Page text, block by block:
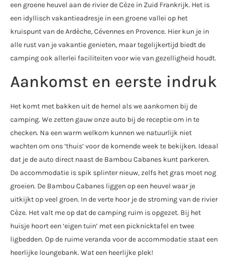
een groene heuvel aan de rivier de Cèze in Zuid Frankrijk. Het is
een idyllisch vakantieadresje in een groene vallei op het
kruispunt van de Ardèche, Cévennes en Provence. Hier kun je in
alle rust van je vakantie genieten, maar tegelijkertijd biedt de
camping ook allerlei faciliteiten voor wie van gezelligheid houdt.
Aankomst en eerste indruk
Het komt met bakken uit de hemel als we aankomen bij de
camping. We zetten gauw onze auto bij de receptie om in te
checken. Na een warm welkom kunnen we natuurlijk niet
wachten om ons ‘thuis’ voor de komende week te bekijken. Ideaal
dat je de auto direct naast de Bambou Cabanes kunt parkeren.
De accommodatie is spik splinter nieuw, zelfs het gras moet nog
groeien. De Bambou Cabanes liggen op een heuvel waar je
uitkijkt op veel groen. In de verte hoor je de stroming van de rivier
Cèze. Het valt me op dat de camping ruim is opgezet. Bij het
huisje hoort een ‘eigen tuin’ met een picknicktafel en twee
ligbedden. Op de ruime veranda voor de accommodatie staat een
heerlijke loungebank. Wat een heerlijke plek!